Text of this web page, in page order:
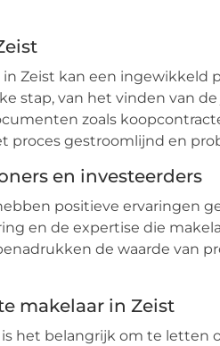
Zeist kan een ingewikkeld
stap, van het vinden van
zoals
proces gestroomlijnd en
en investeerders
positieve ervaringen
en de expertise die
de waarde van
makelaar in Zeist
het belangrijk om te letten